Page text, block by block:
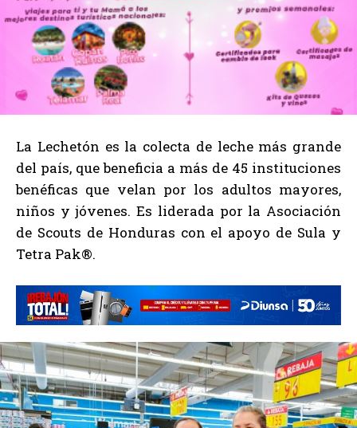
La Lechetón es la colecta de leche más grande
del país, que beneficia a más de 45 instituciones
benéficas que velan por los adultos mayores,
niños y jóvenes. Es liderada por la Asociación
de Scouts de Honduras con el apoyo de Sula y
Tetra Pak®.